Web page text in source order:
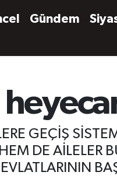
Gündem
GEÇİŞ
DE AİLELER